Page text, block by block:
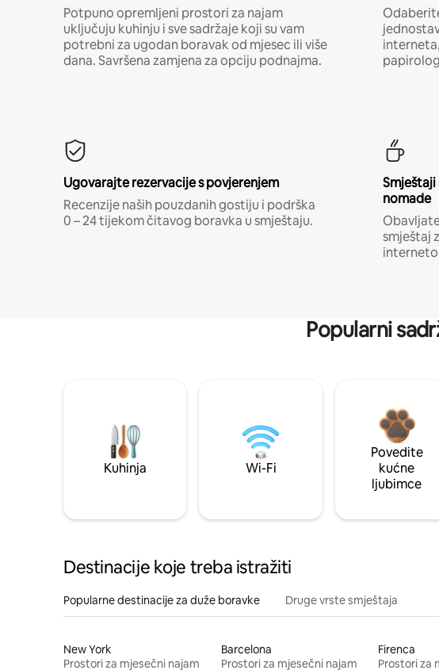
Potpuno opremljeni prostori za najam
uključuju kuhinju i sve sadržaje koji su vam
potrebni za ugodan boravak od mjesec ili više
dana. Savršena zamjena za opciju podnajma.
Ugovarajte rezervacije s povjerenjem
Recenzije naših pouzdanih gostiju i podrška
0 – 24 tijekom čitavog boravka u smještaju.
nomade
smještaj
Popularni
Kuhinja Wi-Fi
Povedite
kućne
ljubimce
Destinacije koje treba istražiti
Popularne destinacije za duže boravke Druge vrste smještaja
New York
Prostori za mjesečni najam
Barcelona
Prostori za mjesečni najam
Firenca
Prostori za